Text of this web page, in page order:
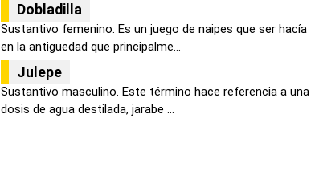
Dobladilla
Sustantivo femenino. Es un juego de naipes que ser hacía
en la antiguedad que principalme...
Julepe
Sustantivo masculino. Este término hace referencia a una
dosis de agua destilada, jarabe ...